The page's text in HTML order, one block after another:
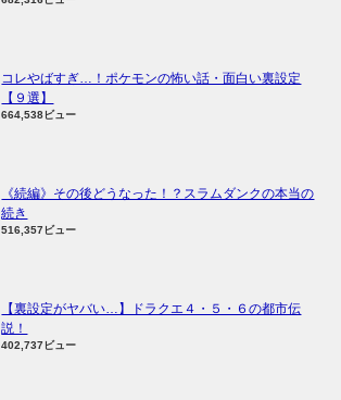
コレやばすぎ…！ポケモンの怖い話・面白い裏設定
【９選】
664,538ビュー
《続編》その後どうなった！？スラムダンクの本当の
続き
516,357ビュー
【裏設定がヤバい…】ドラクエ４・５・６の都市伝
説！
402,737ビュー